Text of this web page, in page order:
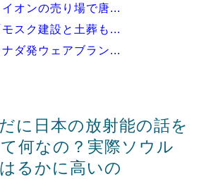
イオンの売り場で唐...
モスク建設と土葬も...
ナダ発ウェアブラン...
相互RSS
に日本の放射能の話を
何なの？実際ソウル
るかに高いの